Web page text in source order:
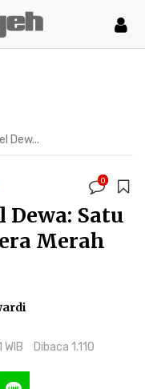
Dew...
0
Dewa: Satu
Merah
Dibaca 1.110